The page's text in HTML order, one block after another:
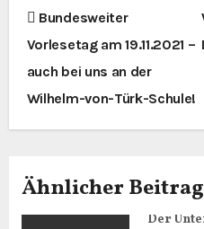
B
e
i
t
r
a
Bundesweiter
Vorlesetag am 19.11.2021 –
auch bei uns an der
Wilhelm-von-Türk-Schule!
Ähnlicher Beitrag
Der